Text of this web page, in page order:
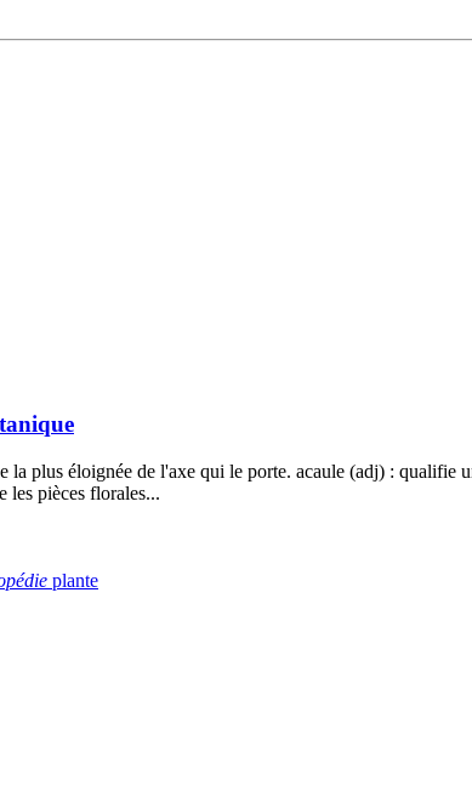
plus éloignée de l'axe qui le porte. acaule (adj) :
les pièces florales...
plante